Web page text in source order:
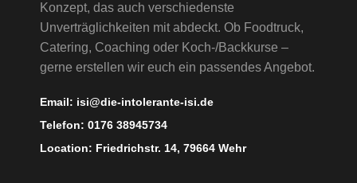
Konzept, das auch verschiedenste
Unverträglichkeiten mit abdeckt. Ob Foodtruck,
Catering, Coaching oder Koch-/Backkurse –
gerne erstellen wir euch ein passendes Angebot.
Email: isi@die-intolerante-isi.de
Telefon: 0176 38945734
Location: Friedrichstr. 14, 79664 Wehr